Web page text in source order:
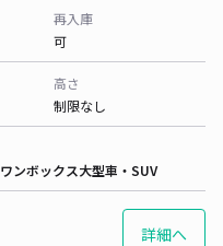
再入庫
可
高さ
制限なし
ワンボックス大型車・SUV
詳細へ